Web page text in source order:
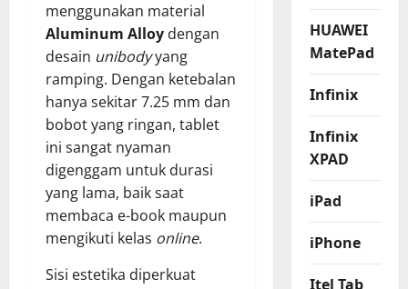
menggunakan material
Aluminum Alloy dengan
desain unibodyyang
ramping. Dengan ketebalan
hanya sekitar 7.25 mm dan
bobot yang ringan, tablet
ini sangat nyaman
digenggam untuk durasi
yang lama, baik saat
membaca e-book maupun
mengikuti kelas online.
Sisi estetika diperkuat
HUAWEI
MatePad
Infinix
Infinix
XPAD
iPad
iPhone
Itel Tab